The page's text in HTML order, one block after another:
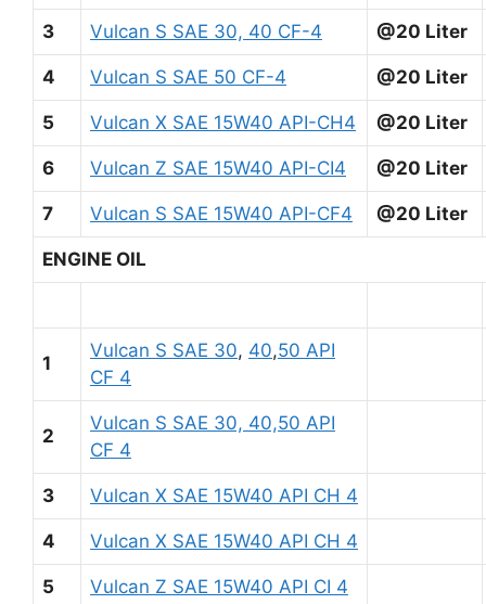
3 Vulcan S SAE 30, 40 CF-4 @20 Liter
4 Vulcan S SAE 50 CF-4 @20 Liter
5 Vulcan X SAE 15W40 API-CH4 @20 Liter
6 Vulcan Z SAE 15W40 API-CI4 @20 Liter
7 Vulcan S SAE 15W40 API-CF4 @20 Liter
ENGINE OIL
1
Vulcan S SAE 30, 40,50 API
CF 4
2
Vulcan S SAE 30, 40,50 API
CF 4
3 Vulcan X SAE 15W40 API CH 4
4 Vulcan X SAE 15W40 API CH 4
5 Vulcan Z SAE 15W40 API CI 4